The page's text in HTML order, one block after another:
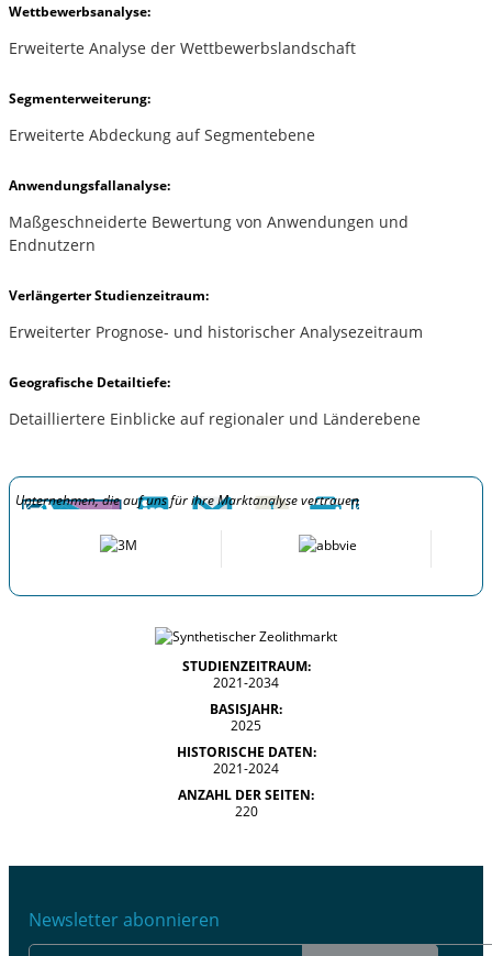
Wettbewerbsanalyse:
Erweiterte Analyse der Wettbewerbslandschaft
Segmenterweiterung:
Erweiterte Abdeckung auf Segmentebene
Anwendungsfallanalyse:
Maßgeschneiderte Bewertung von Anwendungen und
Endnutzern
Verlängerter Studienzeitraum:
Erweiterter Prognose- und historischer Analysezeitraum
Geografische Detailtiefe:
Detailliertere Einblicke auf regionaler und Länderebene
Unternehmen, die auf uns für ihre Marktanalyse vertrauen
STUDIENZEITRAUM:
2021-2034
BASISJAHR:
2025
HISTORISCHE DATEN:
2021-2024
ANZAHL DER SEITEN:
220
Newsletter abonnieren